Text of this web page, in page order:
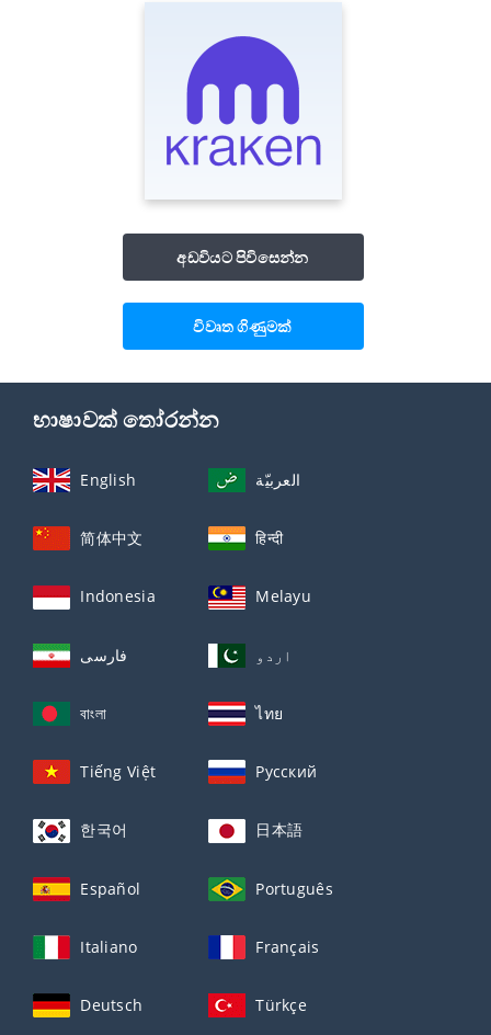
අඩවියට පිවිසෙන්න
විවෘත ගිණුමක්
භාෂාවක් තෝරන්න
English العربيّة
简体中文 हिन्दी
Indonesia Melayu
فارسی اردو
বাংলা ไทย
Tiếng Việt Русский
한국어 日本語
Español Português
Italiano Français
Deutsch Türkçe